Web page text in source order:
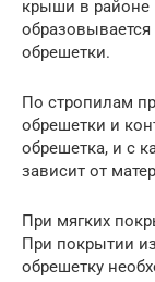
крыши в районе
обрешетки.
По стропилам
обрешетки и
обрешетка, и с
зависит от
При мягких
При покрытии
обрешетку